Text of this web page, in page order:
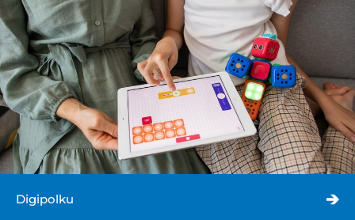
Työ ja yrittäminen
Haku
Digipolku